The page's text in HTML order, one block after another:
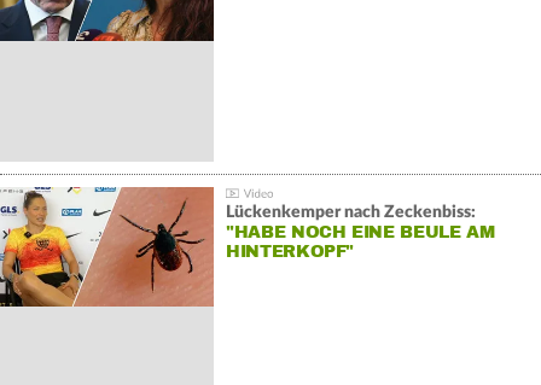
Lückenkemper nach Zeckenbiss:
"HABE NOCH EINE BEULE AM
HINTERKOPF"